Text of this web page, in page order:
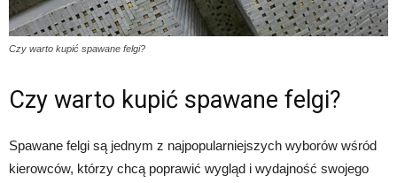
Czy warto kupić spawane felgi?
Czy warto kupić spawane felgi?
Spawane felgi są jednym z najpopularniejszych wyborów wśród
kierowców, którzy chcą poprawić wygląd i wydajność swojego